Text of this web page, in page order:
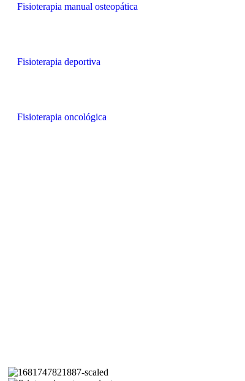
Fisioterapia manual osteopática
Fisioterapia deportiva
Fisioterapia oncológica